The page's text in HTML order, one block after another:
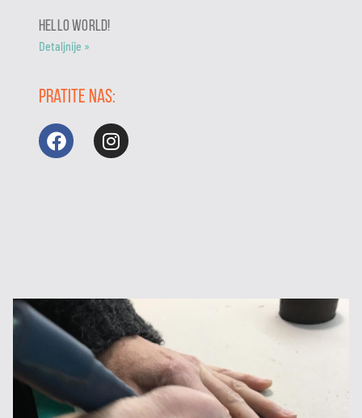
Hello world!
Detaljnije »
Pratite nas: